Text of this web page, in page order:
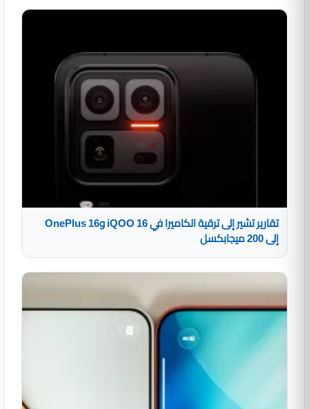
تقارير تشير إلى ترقية الكاميرا في iQOO 16 وOnePlus 16
إلى 200 ميجابكسل